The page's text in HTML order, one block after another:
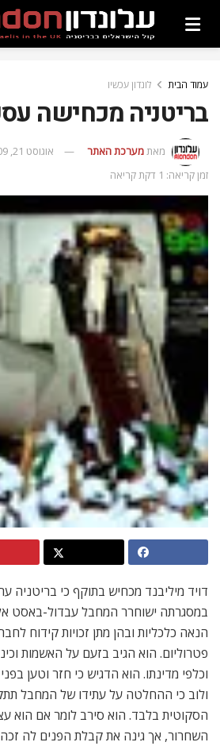
עמוד הבית לונדון עכשיו
בריטניה מכחישה
מאתמערכת האתר
אוגוסט 21, 2009
זמן קריאה: 1 דקת קריאה
דויד מיליבנד מכחיש בתוקף כי בריטניה
במסגרתה ישוחרר המחבל עבדול-באסט
הנאה כלכליות ובהן מתן זכויות קידוח
פטרוליום. הוא הגיב בזעם על האשמות
וכלפי מדינתו. הוא הדגיש כי חזר וטען
ולוב כי ההחלטה על עתידו של המחבל
הסקוטית בלבד. הוא סירב לומר אם הוא
השחרור, אך גינה את קבלת הפנים לה